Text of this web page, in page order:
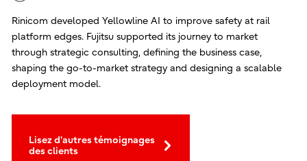
Rinicom developed Yellowline AI to improve safety at rail
platform edges. Fujitsu supported its journey to market
through strategic consulting, defining the business case,
shaping the go-to-market strategy and designing a scalable
deployment model.
Lisez d'autres témoignages
des clients